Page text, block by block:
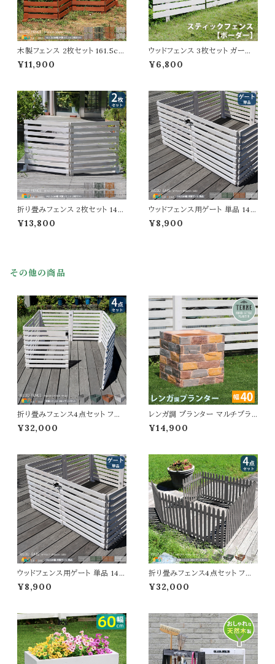
木製フェンス 2枚セット 161.5cm
幅 ボーダーフェンス ライトブラウ
ン ホワイト ダークグリーン グレー
cm 高さ61cm おすすめ おしゃ
れ 北欧 モダン 天然木 庭のフェ
ンス 境界線 玄関 庭園 花壇 庭
ガーデニング
¥11,900
ウッドフェンス 3枚セット ガーデ
ンフェンス 80cm幅 ダークブラ
ウン ホワイト 茶色 白 木製フェン
ガーデニング 境界線 間仕切り
庭のフェンス 差し込み式 スティ
ックフェンス 目隠し モダン 花壇
のフェンス 3枚組
¥6,800
折り畳みフェンス 2枚セット 142.
5cm幅 ボーダーフェンス ダーク
グリーン ライトブラウン ホワイト
ッシュ 天然木 庭 花壇のフェンス
¥13,800
ウッドフェンス用ゲート 単品 142
cm幅 ボーダーフェンス用 フェン
ス用ゲートセット ライトブラウン
¥8,900
その他の商品
折り畳みフェンス4点セット フェ
ンス3枚 ゲート1セット 合計4点セ
ット ボーダーフェンスセット フェ
おすすめ おしゃれ 北欧 モダン
ウッドフェンスセット 木製フェン
スゲートセット 天然木 ガーデン
フェンス
¥32,000
レンガ調 プランター マルチブラ
ウン 茶色 植木鉢 40.5cm幅 鉢
植え 水抜き穴付き 幅40.5cm
ゃれ 北欧 レンガ調プランター ガ
ーデニング鉢 家庭菜園 園芸 庭
園 ベランダ バルコニー エントラ
ンス 野菜 菜園 花壇
¥14,900
ウッドフェンス用ゲート 単品 142
cm幅 ボーダーフェンス用 フェン
ス用ゲートセット ライトブラウン
m おすすめ おしゃれ 北欧 モダ
ン 木製 天然木 庭 家庭菜園 ボ
ーダーフェンス用ゲートセット ガ
ーデンゲート
¥8,900
折り畳みフェンス4点セット フェ
ンス3枚 ゲート1セット 合計4点セ
ット ストライプフェンスセット フェ
おすすめ おしゃれ 北欧 ウッドフ
ェンスセット 木製フェンスゲート
セット 天然木 ガーデンフェンス
¥32,000